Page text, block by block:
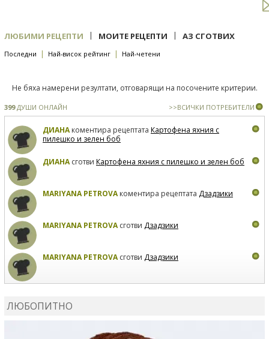
ЛЮБИМИ РЕЦЕПТИ | МОИТЕ РЕЦЕПТИ | АЗ СГОТВИХ
Последни | Най-висок рейтинг | Най-четени
Не бяха намерени резултати, отговарящи на посочените критерии.
399ДУШИ ОНЛАЙН >>ВСИЧКИ ПОТРЕБИТЕЛИ
ДИАНАкоментира рецептата Картофена яхния с
пилешко и зелен боб
ДИАНАсготви Картофена яхния с пилешко и зелен боб
MARIYANA PETROVAкоментира рецептата Дзадзики
MARIYANA PETROVAсготви Дзадзики
MARIYANA PETROVAсготви Дзадзики
ЛЮБОПИТНО